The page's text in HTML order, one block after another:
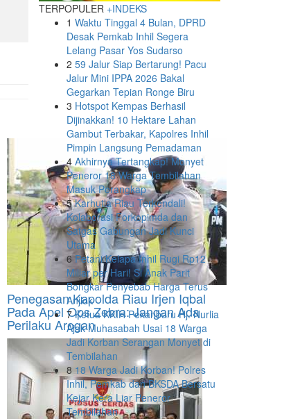
Penegasan Kapolda Riau Irjen Iqbal
Pada Apel Ops Zebra: Jangan Ada
Perilaku Arogan
TERPOPULER +INDEKS
1 Waktu Tinggal 4 Bulan, DPRD
Desak Pemkab Inhil Segera
Lelang Pasar Yos Sudarso
2 59 Jalur Siap Bertarung! Pacu
Jalur Mini IPPA 2026 Bakal
Gegarkan Tepian Ronge Biru
3 Hotspot Kempas Berhasil
Dijinakkan! 10 Hektare Lahan
Gambut Terbakar, Kapolres Inhil
Pimpin Langsung Pemadaman
4 Akhirnya Tertangkap! Monyet
Peneror 18 Warga Tembilahan
Masuk Perangkap
5 Karhutla Riau Terkendali!
Kolaborasi Forkopimda dan
Satgas Gabungan Jadi Kunci
Utama
6 Petani Kelapa Inhil Rugi Rp12
Miliar per Hari! Si Anak Parit
Bongkar Penyebab Harga Terus
Anjlok
7 Ketua KKIH Pekanbaru Hj. Nurlia
Ajak Muhasabah Usai 18 Warga
Jadi Korban Serangan Monyet di
Tembilahan
8 18 Warga Jadi Korban! Polres
Inhil, Pemkab dan BKSDA Bersatu
Kejar Kera Liar Peneror
Tembilahan